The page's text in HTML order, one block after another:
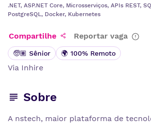
.NET, ASP.NET Core, Microsserviços, APIs REST,
PostgreSQL, Docker, Kubernetes
Compartilhe Reportar vaga
🧓🏽 Sênior 🌍 100% Remoto
Via Inhire
Sobre
A nstech, maior plataforma de